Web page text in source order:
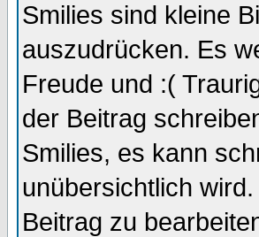
Smilies sind kleine
auszudrücken. Es
Freude und :(
der Beitrag
Smilies, es kann
unübersichtlich
Beitrag zu